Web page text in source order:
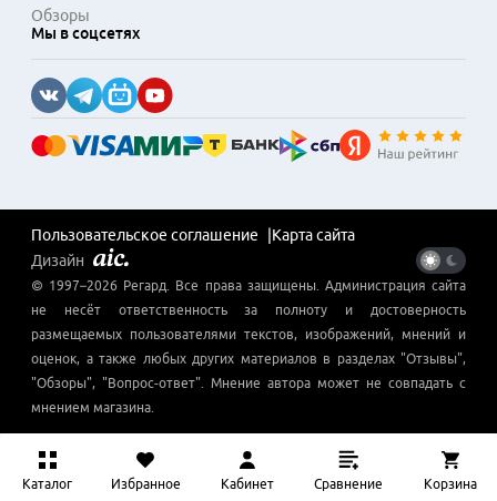
Каталог Избранное Кабинет Сравнение Корзина
Обзоры
Мы в соцсетях
Пользовательское соглашение
Карта сайта
Дизайн
© 1997–2026 Регард . Все права защищены. Администрация сайта
не несёт ответственность за полноту и достоверность
размещаемых пользователями текстов, изображений, мнений и
оценок, а также любых других материалов в разделах "Отзывы",
"Обзоры", "Вопрос-ответ". Мнение автора может не совпадать с
мнением магазина.